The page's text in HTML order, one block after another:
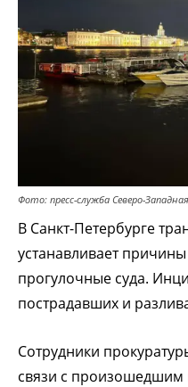
Фото: пресс-служба Северо-
В Санкт-Петербурге
устанавливает
прогулочные суда.
пострадавших и
Сотрудники
связи с